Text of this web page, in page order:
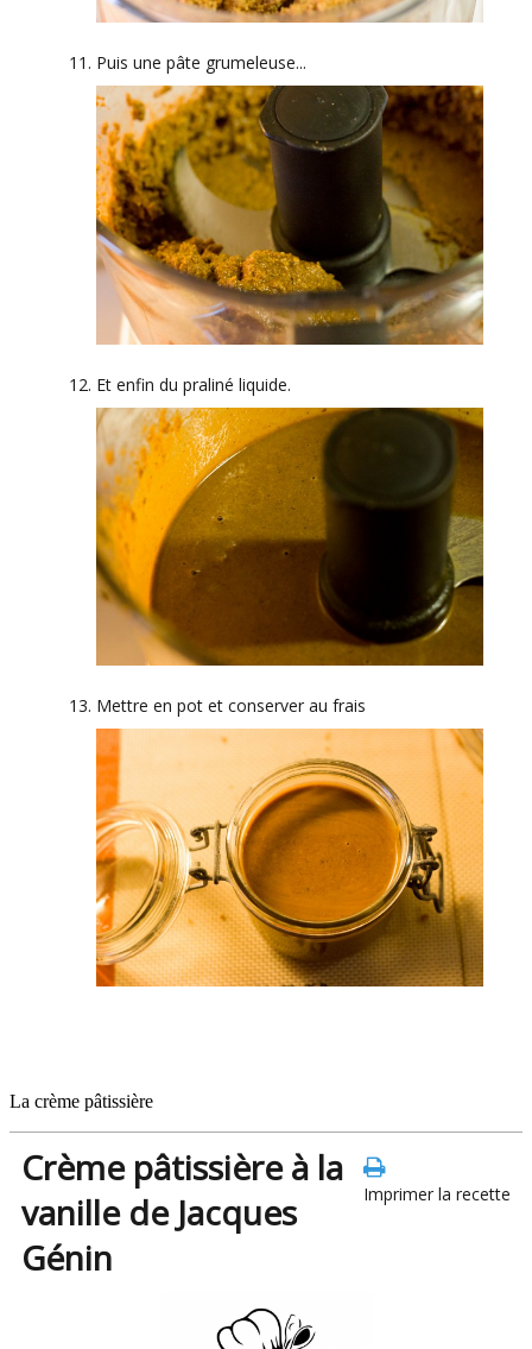
Puis une pâte grumeleuse...
Et enfin du praliné liquide.
Mettre en pot et conserver au frais
La crème pâtissière
Imprimer la recette
Crème pâtissière à la
vanille de Jacques
Génin